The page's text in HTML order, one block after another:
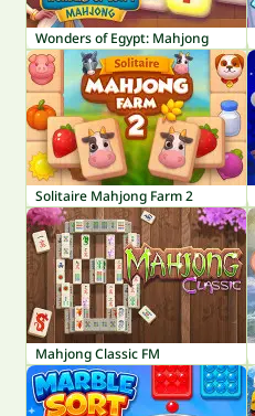
Wonders of Egypt: Mahjong
Solitaire Mahjong Farm 2
Mahjong Classic FM